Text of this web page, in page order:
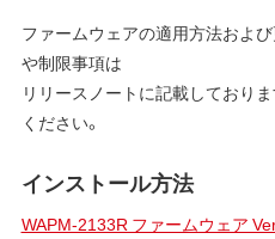
ファームウェアの適用方法およ
や制限事項は
リリースノートに記載しており
ください。
インストール方法
WAPM-2133R ファームウェア